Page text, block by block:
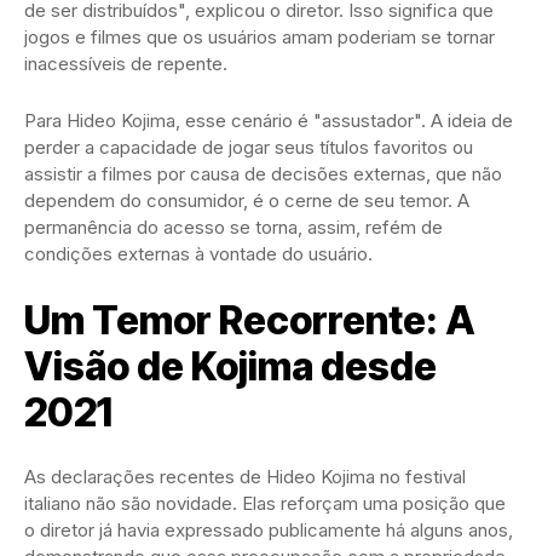
de ser distribuídos", explicou o diretor. Isso significa que
jogos e filmes que os usuários amam poderiam se tornar
inacessíveis de repente.
Para Hideo Kojima, esse cenário é "assustador". A ideia de
perder a capacidade de jogar seus títulos favoritos ou
assistir a filmes por causa de decisões externas, que não
dependem do consumidor, é o cerne de seu temor. A
permanência do acesso se torna, assim, refém de
condições externas à vontade do usuário.
Um Temor Recorrente: A
Visão de Kojima desde
2021
As declarações recentes de Hideo Kojima no festival
italiano não são novidade. Elas reforçam uma posição que
o diretor já havia expressado publicamente há alguns anos,